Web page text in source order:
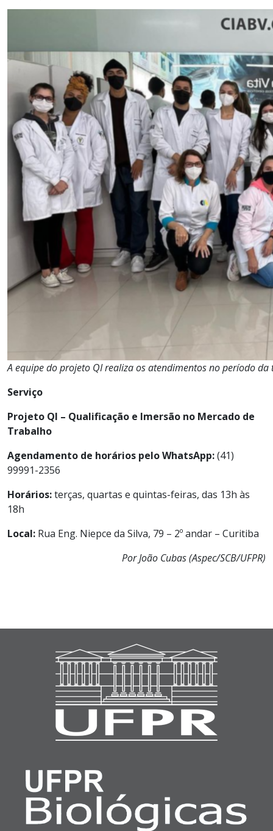
A equipe do projeto QI realiza os atendimentos no período
Serviço
Projeto QI – Qualificação e Imersão no Mercado de
Trabalho
Agendamento de horários pelo WhatsApp:(41)
99991-2356
Horários:terças, quartas e quintas-feiras, das 13h às
18h
Local: Rua Eng. Niepce da Silva, 79 – 2º andar – Curitiba
Por João Cubas (Aspec/SCB/UFPR)